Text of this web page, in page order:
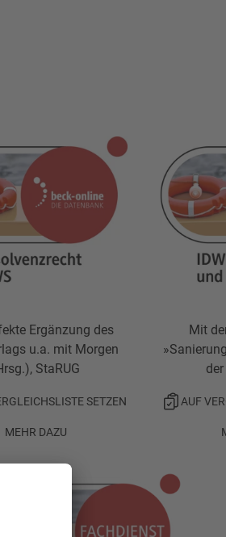
Ergänzung des
u.a. mit Morgen
StaRUG
SETZEN
MEHR DAZU
Mit
AUF